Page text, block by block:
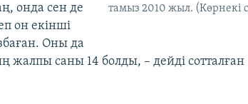
тамыз 2010 жыл. (Көрнекі
онда сен де
он екінші
Оны да
жалпы саны 14 болды, – дейді сотталған